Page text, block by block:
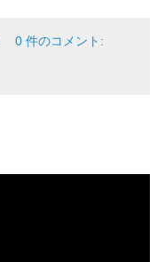
0 件のコメント: